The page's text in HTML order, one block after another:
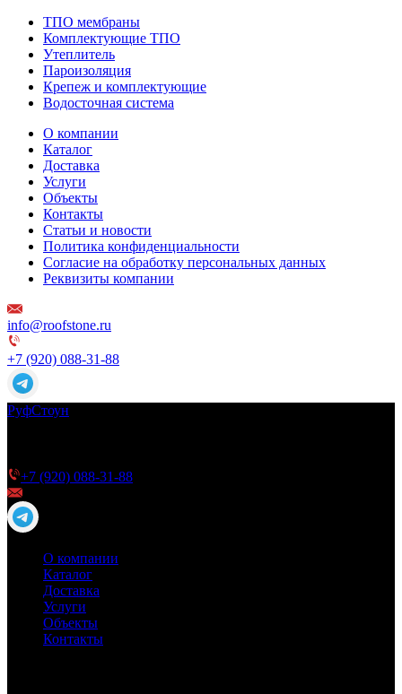
ТПО мембраны
Комплектующие ТПО
Утеплитель
Пароизоляция
Крепеж и комплектующие
Водосточная система
О компании
Каталог
Доставка
Услуги
Объекты
Контакты
Статьи и новости
Политика конфиденциальности
Согласие на обработку персональных данных
Реквизиты компании
info@roofstone.ru
+7 (920) 088-31-88
РуфСтоун
+7 (920) 088-31-88
О компании
Каталог
Доставка
Услуги
Объекты
Контакты